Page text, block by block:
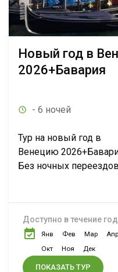
Новый год в
2026+Бавария
- 6 ночей
Тур на новый год в
Венецию
Без ночных
Прага. Нажмите
чтобы увидеть всю
программу тура.
Доступно в течение
Янв Фев Мар Апр
Окт
Ноя Дек
ПОКАЗАТЬ ТУР